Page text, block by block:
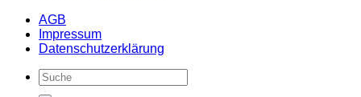
AGB
Impressum
Datenschutzerklärung
Suche
nach: